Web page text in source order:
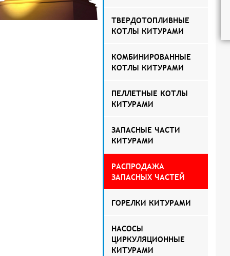
ТВЕРДОТОПЛИВНЫЕ
КОТЛЫ КИТУРАМИ
КОМБИНИРОВАННЫЕ
КОТЛЫ КИТУРАМИ
ПЕЛЛЕТНЫЕ КОТЛЫ
КИТУРАМИ
ЗАПАСНЫЕ ЧАСТИ
КИТУРАМИ
РАСПРОДАЖА
ЗАПАСНЫХ ЧАСТЕЙ
ГОРЕЛКИ КИТУРАМИ
НАСОСЫ
ЦИРКУЛЯЦИОННЫЕ
КИТУРАМИ